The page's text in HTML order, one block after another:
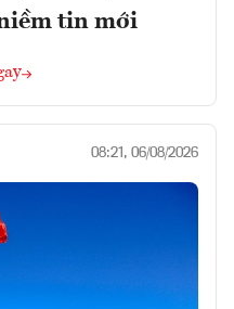
tin mới
08:21, 06/08/2026